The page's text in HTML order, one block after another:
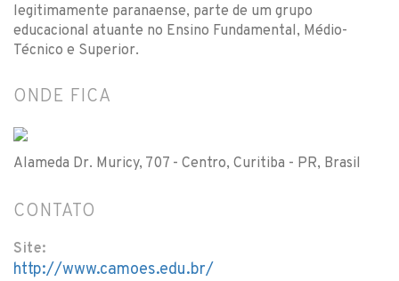
legitimamente paranaense, parte de um grupo
educacional atuante no Ensino Fundamental, Médio-
Técnico e Superior.
ONDE FICA
Alameda Dr. Muricy, 707 - Centro, Curitiba - PR, Brasil
CONTATO
Site:
http://www.camoes.edu.br/